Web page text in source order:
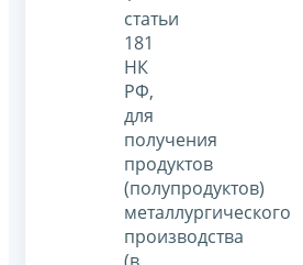
статьи
181
НК
РФ,
для
получения
продуктов
(полупродуктов)
металлургического
производства